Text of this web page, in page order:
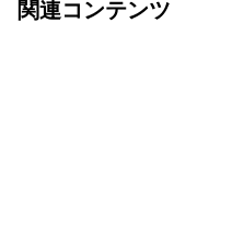
関連コンテンツ